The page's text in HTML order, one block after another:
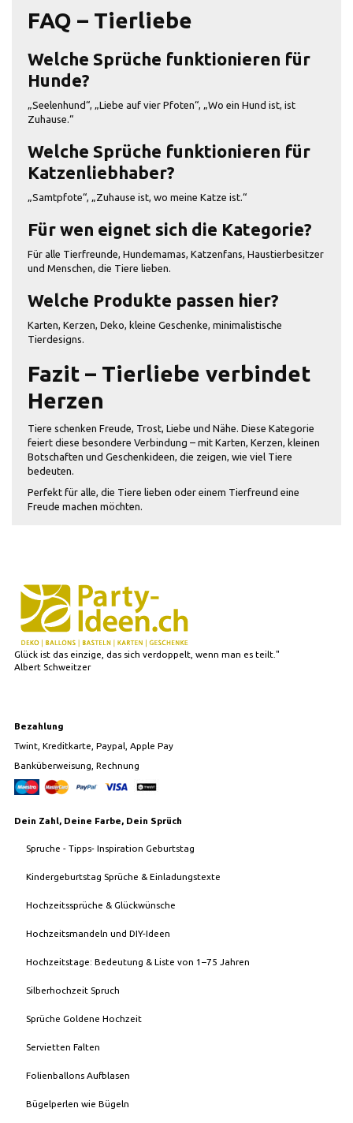
FAQ – Tierliebe
Welche Sprüche funktionieren für
Hunde?
„Seelenhund“, „Liebe auf vier Pfoten“, „Wo ein Hund ist, ist
Zuhause.“
Welche Sprüche funktionieren für
Katzenliebhaber?
„Samtpfote“, „Zuhause ist, wo meine Katze ist.“
Für wen eignet sich die Kategorie?
Für alle Tierfreunde, Hundemamas, Katzenfans, Haustierbesitzer
und Menschen, die Tiere lieben.
Welche Produkte passen hier?
Karten, Kerzen, Deko, kleine Geschenke, minimalistische
Tierdesigns.
Fazit – Tierliebe verbindet
Herzen
Tiere schenken Freude, Trost, Liebe und Nähe. Diese Kategorie
feiert diese besondere Verbindung – mit Karten, Kerzen, kleinen
Botschaften und Geschenkideen, die zeigen, wie viel Tiere
bedeuten.
Perfekt für alle, die Tiere lieben oder einem Tierfreund eine
Freude machen möchten.
Glück ist das einzige, das sich verdoppelt, wenn man es teilt."
Albert Schweitzer
Bezahlung
Twint, Kreditkarte, Paypal, Apple Pay
Banküberweisung, Rechnung
Dein Zahl, Deine Farbe, Dein Sprüch
Spruche - Tipps- Inspiration Geburtstag
Kindergeburtstag Sprüche & Einladungstexte
Hochzeitssprüche & Glückwünsche
Hochzeitsmandeln und DIY-Ideen
Hochzeitstage: Bedeutung & Liste von 1–75 Jahren
Silberhochzeit Spruch
Sprüche Goldene Hochzeit
Servietten Falten
Folienballons Aufblasen
Bügelperlen wie Bügeln